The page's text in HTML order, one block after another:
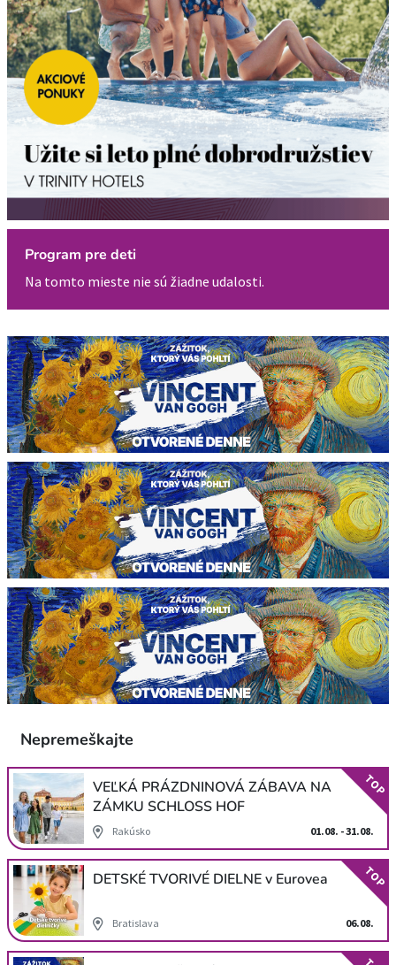
Program pre deti
Na tomto mieste nie sú žiadne udalosti.
Nepremeškajte
VEĽKÁ PRÁZDNINOVÁ ZÁBAVA NA
ZÁMKU SCHLOSS HOF
Rakúsko 01.08. - 31.08.
TOP
DETSKÉ TVORIVÉ DIELNE v Eurovea
Bratislava 06.08.
TOP